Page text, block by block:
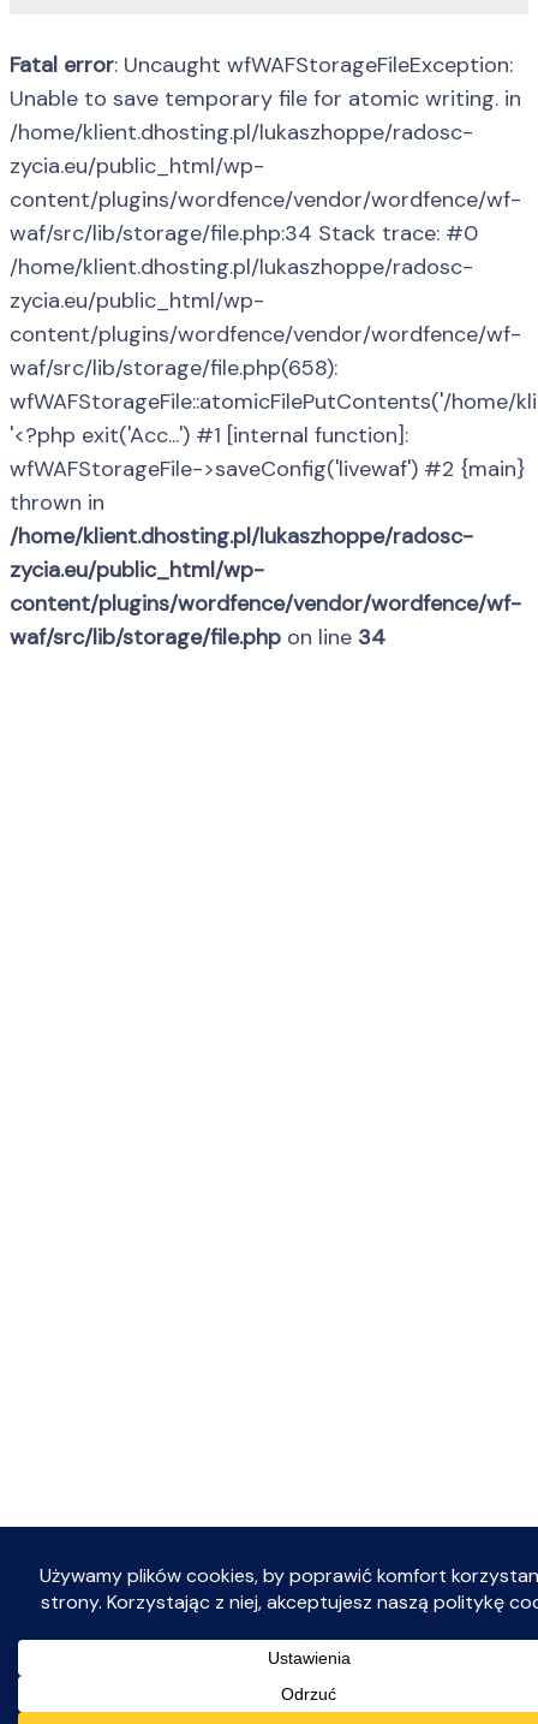
Fatal error: Uncaught wfWAFStorageFileException:
Unable to save temporary file for atomic writing. in
/home/klient.dhosting.pl/lukaszhoppe/radosc-
zycia.eu/public_html/wp-
content/plugins/wordfence/vendor/wordfence/wf-
waf/src/lib/storage/file.php:34 Stack trace: #0
/home/klient.dhosting.pl/lukaszhoppe/radosc-
zycia.eu/public_html/wp-
content/plugins/wordfence/vendor/wordfence/wf-
waf/src/lib/storage/file.php(658):
wfWAFStorageFile::atomicFilePutContents('/home/
'<?php exit('Acc...') #1 [internal function]:
wfWAFStorageFile->saveConfig('livewaf') #2 {main}
thrown in
/home/klient.dhosting.pl/lukaszhoppe/radosc-
zycia.eu/public_html/wp-
content/plugins/wordfence/vendor/wordfence/wf-
waf/src/lib/storage/file.php on line 34